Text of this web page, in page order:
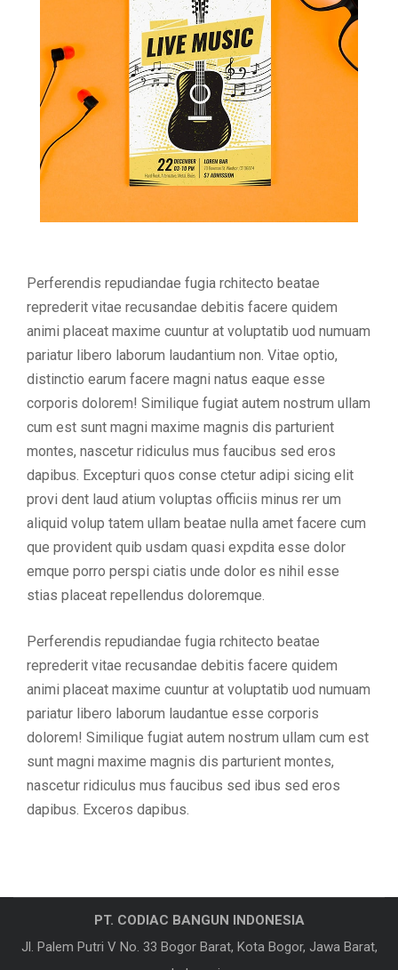
Perferendis repudiandae fugia rchitecto beatae
reprederit vitae recusandae debitis facere quidem
animi placeat maxime cuuntur at voluptatib uod numuam
pariatur libero laborum laudantium non. Vitae optio,
distinctio earum facere magni natus eaque esse
corporis dolorem! Similique fugiat autem nostrum ullam
cum est sunt magni maxime magnis dis parturient
montes, nascetur ridiculus mus faucibus sed eros
dapibus. Excepturi quos conse ctetur adipi sicing elit
provi dent laud atium voluptas officiis minus rer um
aliquid volup tatem ullam beatae nulla amet facere cum
que provident quib usdam quasi expdita esse dolor
emque porro perspi ciatis unde dolor es nihil esse
stias placeat repellendus doloremque.
Perferendis repudiandae fugia rchitecto beatae
reprederit vitae recusandae debitis facere quidem
animi placeat maxime cuuntur at voluptatib uod numuam
pariatur libero laborum laudantue esse corporis
dolorem! Similique fugiat autem nostrum ullam cum est
sunt magni maxime magnis dis parturient montes,
nascetur ridiculus mus faucibus sed ibus sed eros
dapibus. Exceros dapibus.
PT. CODIAC BANGUN INDONESIA
Jl. Palem Putri V No. 33 Bogor Barat, Kota Bogor, Jawa Barat,